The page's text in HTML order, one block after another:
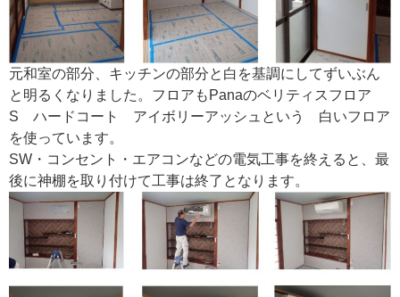
元和室の部分、キッチンの部分と白を基調にしてずいぶん
と明るくなりました。フロアもPanaのベリティスフロア
S ハードコート アイボリーアッシュという 白いフロア
を使っています。
SW・コンセント・エアコンなどの電気工事を終えると、最
後に神棚を取り付けて工事は終了となります。